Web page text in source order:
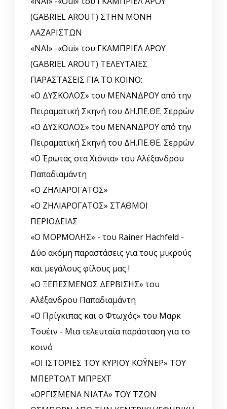
(GABRIEL AROUT) ΣΤΗΝ ΜΟΝΗ
ΛΑΖΑΡΙΣΤΩΝ
«ΝΑΙ» -«Oui» του ΓΚΑΜΠΡΙΕΛ ΑΡΟΥ
(GABRIEL AROUT) ΤΕΛΕΥΤΑΙΕΣ
ΠΑΡΑΣΤΑΣΕΙΣ ΓΙΑ ΤΟ ΚΟΙΝΟ:
«Ο ΔΥΣΚΟΛΟΣ» του ΜΕΝΑΝΔΡΟΥ από την
Πειραματική Σκηνή του ΔΗ.ΠΕ.ΘΕ. Σερρών
«Ο ΔΥΣΚΟΛΟΣ» του ΜΕΝΑΝΔΡΟΥ από την
Πειραματική Σκηνή του ΔΗ.ΠΕ.ΘΕ. Σερρών
«Ο Έρωτας στα Χιόνια» του Αλέξανδρου
Παπαδιαμάντη
«Ο ΖΗΛΙΑΡΟΓΑΤΟΣ»
«Ο ΖΗΛΙΑΡΟΓΑΤΟΣ» ΣΤΑΘΜΟΙ
ΠΕΡΙΟΔΕΙΑΣ
«Ο ΜΟΡΜΟΛΗΣ» - του Rainer Hachfeld -
Δύο ακόμη παραστάσεις για τους μικρούς
και μεγάλους φίλους μας !
«Ο ΞΕΠΕΣΜΕΝΟΣ ΔΕΡΒΙΣΗΣ» του
Αλέξανδρου Παπαδιαμάντη
«Ο Πρίγκιπας και ο Φτωχός» του Μαρκ
Τουέιν - Μια τελευταία παράσταση για το
κοινό
«ΟΙ ΙΣΤΟΡΙΕΣ ΤΟΥ ΚΥΡΙΟΥ ΚΟΫΝΕΡ» ΤΟΥ
ΜΠΕΡΤΟΛΤ ΜΠΡΕΧΤ
«ΟΡΓΙΣΜΕΝΑ ΝΙΑΤΑ» ΤΟΥ ΤΖΩΝ